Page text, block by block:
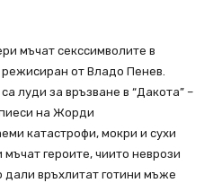
мъчат секссимволите в
режисиран от Владо Пенев.
луди за връзване в “Дакота” –
на Жорди
катастрофи, мокри и сухи
героите, чиито неврози
дали връхлитат готини мъже